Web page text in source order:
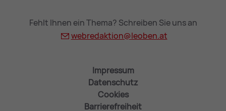
Fehlt Ihnen ein Thema? Schreiben Sie uns an
webredaktion@leoben.at
Impressum
Datenschutz
Cookies
Barrierefreiheit